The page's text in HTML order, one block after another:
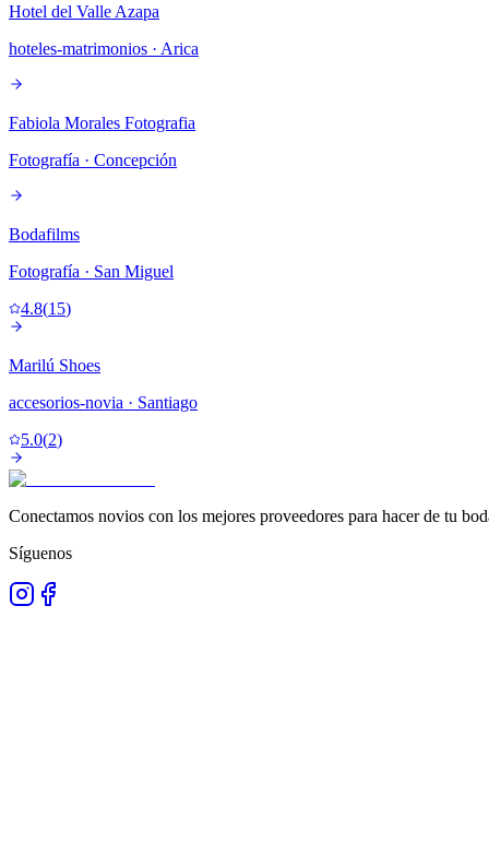
Hotel del Valle Azapa
hoteles-matrimonios · Arica
Fabiola Morales Fotografia
Fotografía · Concepción
Bodafilms
Fotografía · San Miguel
4.8(15)
Marilú Shoes
accesorios-novia · Santiago
5.0(2)
Conectamos novios con los mejores proveedores para hacer de tu
Síguenos